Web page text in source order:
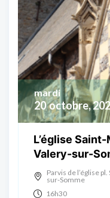
20 octobre,
mardi
L’église
Valery-sur-
Parvis de l’église
sur-Somme
16h30